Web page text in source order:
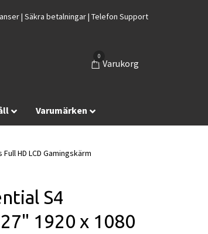
| Säkra betalningar | Telefon Support
0
Varukorg
Varumärken
HD LCD Gamingskärm
S4
1920 x 1080